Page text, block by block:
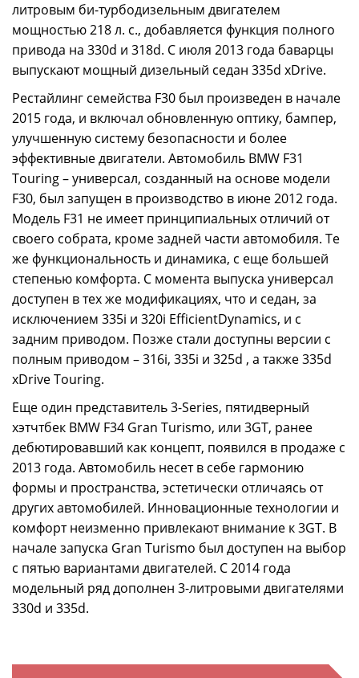
литровым би-турбодизельным двигателем
мощностью 218 л. с., добавляется функция полного
привода на 330d и 318d. С июля 2013 года баварцы
выпускают мощный дизельный седан 335d xDrive.
Рестайлинг семейства F30 был произведен в начале
2015 года, и включал обновленную оптику, бампер,
улучшенную систему безопасности и более
эффективные двигатели. Автомобиль BMW F31
Touring – универсал, созданный на основе модели
F30, был запущен в производство в июне 2012 года.
Модель F31 не имеет принципиальных отличий от
своего собрата, кроме задней части автомобиля. Те
же функциональность и динамика, с еще большей
степенью комфорта. С момента выпуска универсал
доступен в тех же модификациях, что и седан, за
исключением 335i и 320i EfficientDynamics, и с
задним приводом. Позже стали доступны версии с
полным приводом – 316i, 335i и 325d , а также 335d
xDrive Touring.
Еще один представитель 3-Series, пятидверный
хэтчтбек BMW F34 Gran Turismo, или 3GT, ранее
дебютировавший как концепт, появился в продаже с
2013 года. Автомобиль несет в себе гармонию
формы и пространства, эстетически отличаясь от
других автомобилей. Инновационные технологии и
комфорт неизменно привлекают внимание к 3GT. В
начале запуска Gran Turismo был доступен на выбор
с пятью вариантами двигателей. С 2014 года
модельный ряд дополнен 3-литровыми двигателями
330d и 335d.